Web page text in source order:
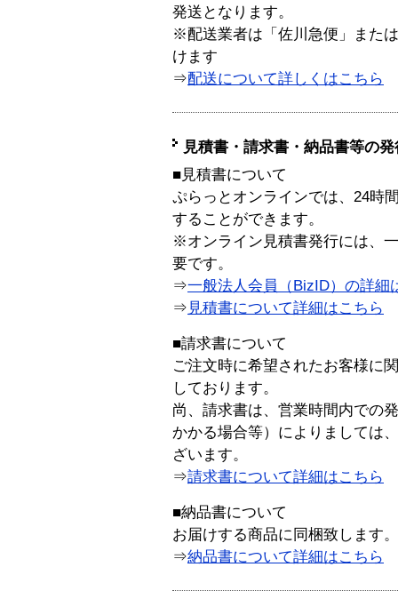
発送となります。
※配送業者は「佐川急便」また
けます
⇒配送について詳しくはこちら
見積書・請求書・納品書等の
■見積書について
ぷらっとオンラインでは、24時
することができます。
※オンライン見積書発行には、
要です。
⇒一般法人会員（BizID）の詳細
⇒ 見積書について詳細はこちら
■請求書について
ご注文時に希望されたお客様に
しております。
尚、請求書は、営業時間内での
かかる場合等）によりましては
ざいます。
⇒請求書について詳細はこちら
■納品書について
お届けする商品に同梱致します。
⇒納品書について詳細はこちら